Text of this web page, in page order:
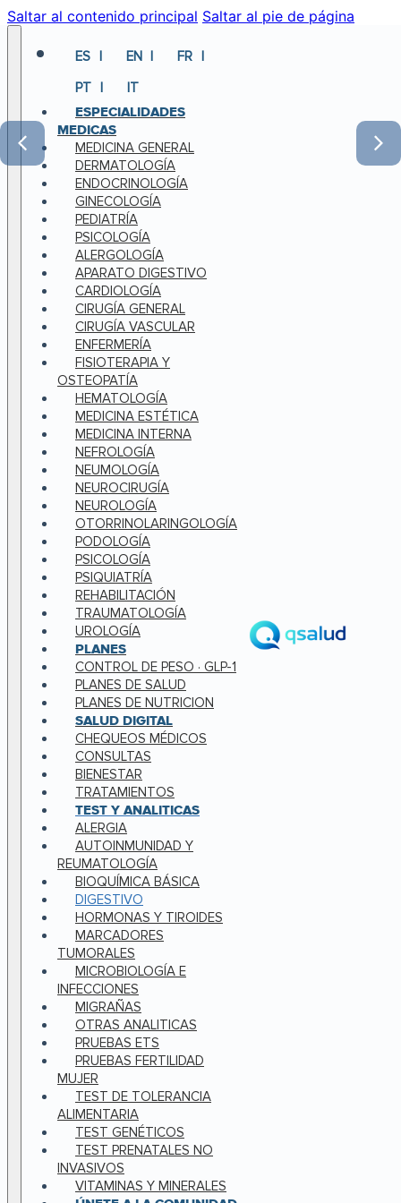
Saltar al contenido principal Saltar al pie de página
ES EN
FR
PT
IT
ESPECIALIDADES
MEDICAS
MEDICINA GENERAL
DERMATOLOGÍA
ENDOCRINOLOGÍA
GINECOLOGÍA
PEDIATRÍA
PSICOLOGÍA
ALERGOLOGÍA
APARATO DIGESTIVO
CARDIOLOGÍA
CIRUGÍA GENERAL
CIRUGÍA VASCULAR
ENFERMERÍA
FISIOTERAPIA Y
OSTEOPATÍA
HEMATOLOGÍA
MEDICINA ESTÉTICA
MEDICINA INTERNA
NEFROLOGÍA
NEUMOLOGÍA
NEUROCIRUGÍA
NEUROLOGÍA
OTORRINOLARINGOLOGÍA
PODOLOGÍA
PSICOLOGÍA
PSIQUIATRÍA
REHABILITACIÓN
TRAUMATOLOGÍA
UROLOGÍA
PLANES
CONTROL DE PESO · GLP-1
PLANES DE SALUD
PLANES DE NUTRICION
SALUD DIGITAL
CHEQUEOS MÉDICOS
CONSULTAS
BIENESTAR
TRATAMIENTOS
TEST Y ANALITICAS
ALERGIA
AUTOINMUNIDAD Y
REUMATOLOGÍA
BIOQUÍMICA BÁSICA
DIGESTIVO
HORMONAS Y TIROIDES
MARCADORES
TUMORALES
MICROBIOLOGÍA E
INFECCIONES
MIGRAÑAS
OTRAS ANALITICAS
PRUEBAS ETS
PRUEBAS FERTILIDAD
MUJER
TEST DE TOLERANCIA
ALIMENTARIA
TEST GENÉTICOS
TEST PRENATALES NO
INVASIVOS
VITAMINAS Y MINERALES